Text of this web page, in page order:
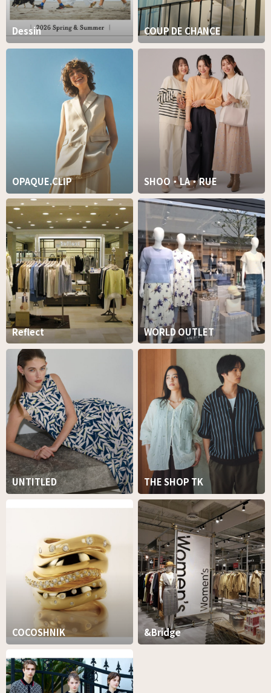
Dessin COUP DE CHANCE
OPAQUE.CLIP SHOO・LA・RUE
Reflect WORLD OUTLET
UNTITLED THE SHOP TK
COCOSHNIK &Bridge